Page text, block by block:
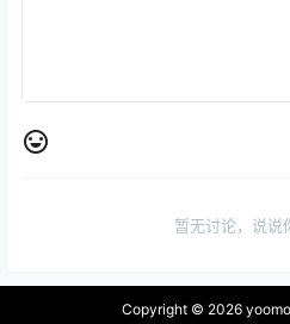
暂无讨论，说说
Copyright © 2026